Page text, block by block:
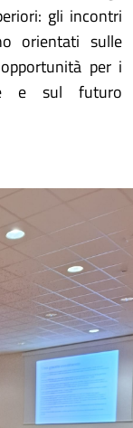
gli incontri
orientati sulle
per i
e sul futuro